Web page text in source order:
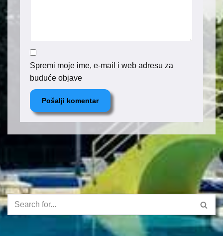
Spremi moje ime, e-mail i web adresu za
buduće objave